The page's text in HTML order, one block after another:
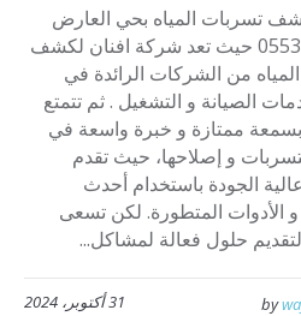
تسربات المياه بحي العارض
0553445129 حيث تعد شركة افنان لكشف
من الشركات الرائدة في
الصيانة و التشغيل . ثم تتمتع
ممتازة و خبرة واسعة في
و إصلاحها، حيث تقدم
الجودة باستخدام أحدث
و الأدوات المتطورة. لكن تسعى
حلول فعالة لمشاكل...
31 أكتوبر، 2024 by